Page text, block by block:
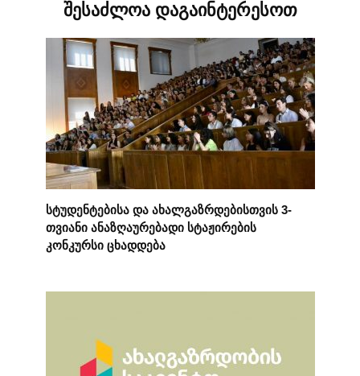
შესაძლოა დაგაინტერესოთ
სტუდენტებისა და ახალგაზრდებისთვის 3-
თვიანი ანაზღაურებადი სტაჟირების
კონკურსი ცხადდება